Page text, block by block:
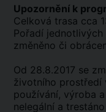
Upozornění k
Celková trasa cca
Pořadí
změněno či
Od 28.8.2017 se
životního prostředí
používání, výroba
nelegální a